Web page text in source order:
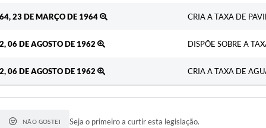
23 DE MARÇO DE 1964 CRIA A TAXA DE
06 DE AGOSTO DE 1962 DISPÕE SOBRE A
06 DE AGOSTO DE 1962 CRIA A TAXA DE
NÃO GOSTEI Seja o primeiro a curtir esta legislação.